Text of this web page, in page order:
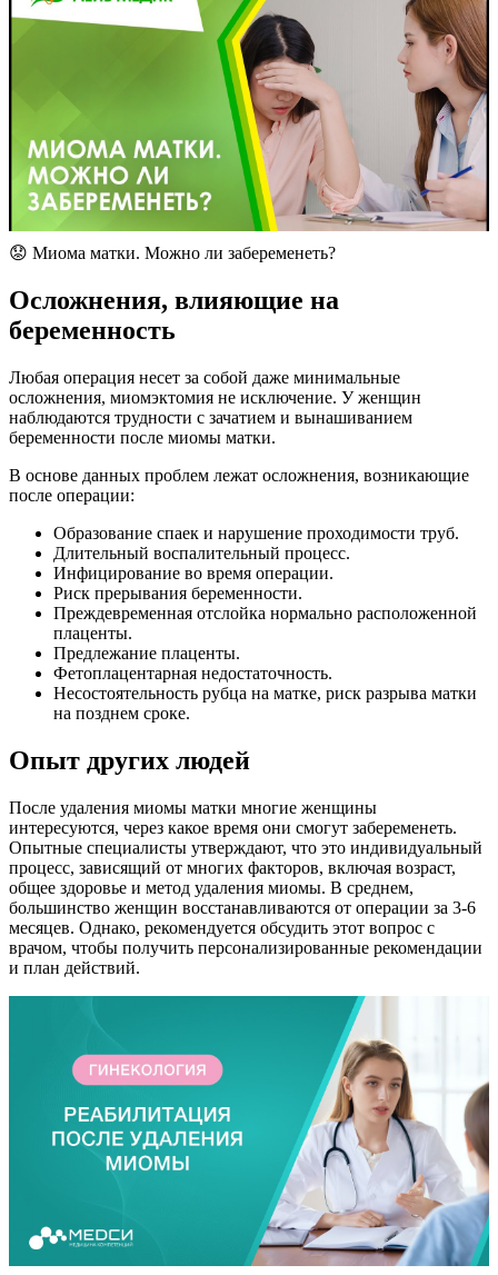
😟 Миома матки. Можно ли забеременеть?
Осложнения, влияющие на
беременность
Любая операция несет за собой даже минимальные
осложнения, миомэктомия не исключение. У женщин
наблюдаются трудности с зачатием и вынашиванием
беременности после миомы матки.
В основе данных проблем лежат осложнения, возникающие
после операции:
Образование спаек и нарушение проходимости труб.
Длительный воспалительный процесс.
Инфицирование во время операции.
Риск прерывания беременности.
Преждевременная отслойка нормально расположенной
плаценты.
Предлежание плаценты.
Фетоплацентарная недостаточность.
Несостоятельность рубца на матке, риск разрыва матки
на позднем сроке.
Опыт других людей
После удаления миомы матки многие женщины
интересуются, через какое время они смогут забеременеть.
Опытные специалисты утверждают, что это индивидуальный
процесс, зависящий от многих факторов, включая возраст,
общее здоровье и метод удаления миомы. В среднем,
большинство женщин восстанавливаются от операции за 3-6
месяцев. Однако, рекомендуется обсудить этот вопрос с
врачом, чтобы получить персонализированные рекомендации
и план действий.